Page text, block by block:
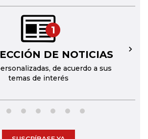
1
DE NOTICIAS
de acuerdo a sus
temas de interés
→